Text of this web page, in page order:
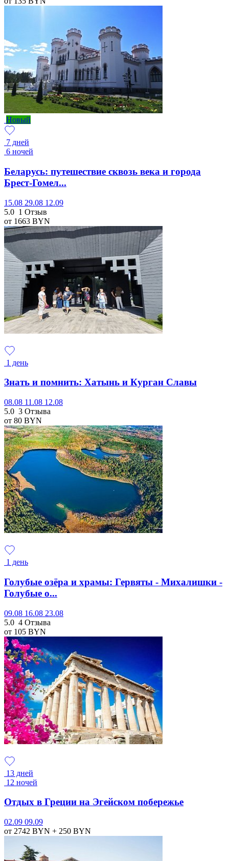
Новый
7 дней
6 ночей
Беларусь: путешествие сквозь века и города
Брест-Гомел...
15.08 29.08 12.09
5.0 1 Отзыв
от 1663 BYN
1 день
Знать и помнить: Хатынь и Курган Славы
08.08 11.08 12.08
5.0 3 Отзыва
от 80 BYN
1 день
Голубые озёра и храмы: Гервяты - Михалишки -
Голубые о...
09.08 16.08 23.08
5.0 4 Отзыва
от 105 BYN
13 дней
12 ночей
Отдых в Греции на Эгейском побережье
02.09 09.09
от 2742 BYN + 250 BYN